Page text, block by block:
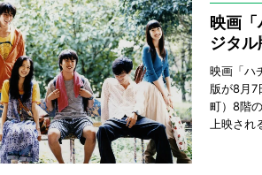
映画
ジタ
映画「ハ
版が8月7
町）8階
上映され